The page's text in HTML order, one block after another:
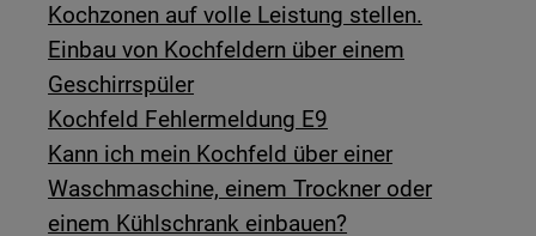
Kochzonen auf volle Leistung stellen.
Einbau von Kochfeldern über einem
Geschirrspüler
Kochfeld Fehlermeldung E9
Kann ich mein Kochfeld über einer
Waschmaschine, einem Trockner oder
einem Kühlschrank einbauen?